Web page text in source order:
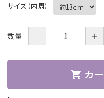
サイズ（内周）
数量 － ＋
shopping_cart カ